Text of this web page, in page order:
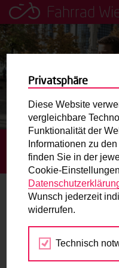
Fahrrad
Leih dir einfach ein
Jugendliche
Radweg-
Routenplaner
Mit dem Fahrrad in Wien
beste Route.
Wunschbox
Sie haben ein Anliegen
STARTSEITE TIPPS
ROLLER
Scooter und Roller
unterwegs. Bei Scootern
unterschiedliche Modelle.
Privatsphäre
Diese Website
vergleichbare
Funktionalität der
Informationen zu
finden Sie in der
Cookie-
Wunsch jederzeit
widerrufen.
Technisch